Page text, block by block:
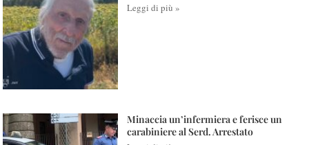
Leggi di più »
Minaccia un’infermiera e ferisce un
carabiniere al Serd. Arrestato